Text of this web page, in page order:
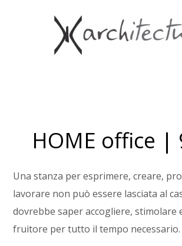
HOME office |
Una stanza per esprimere, creare,
lavorare non può essere lasciata al
dovrebbe saper accogliere, stimolare
fruitore per tutto il tempo necessario.